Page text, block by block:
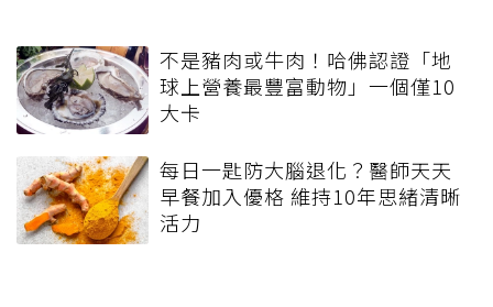
不是豬肉或牛肉！哈佛認證「地
球上營養最豐富動物」一個僅10
大卡
每日一匙防大腦退化？醫師天天
早餐加入優格 維持10年思緒清晰
活力